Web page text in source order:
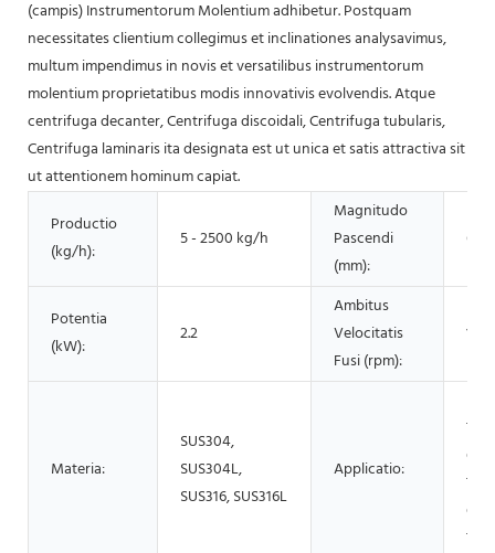
(campis) Instrumentorum Molentium adhibetur. Postquam
necessitates clientium collegimus et inclinationes analysavimus,
multum impendimus in novis et versatilibus instrumentorum
molentium proprietatibus modis innovativis evolvendis. Atque
centrifuga decanter, Centrifuga discoidali, Centrifuga tubularis,
Centrifuga laminaris ita designata est ut unica et satis attractiva sit
ut attentionem hominum capiat.
Productio
(kg/h):
5 - 2500 kg/h
Magnitudo
Pascendi
(mm):
6 -
Potentia
(kW):
2.2
Ambitus
Velocitatis
Fusi (rpm):
Materia:
SUS304,
SUS304L,
SUS316, SUS316L
Applicatio: